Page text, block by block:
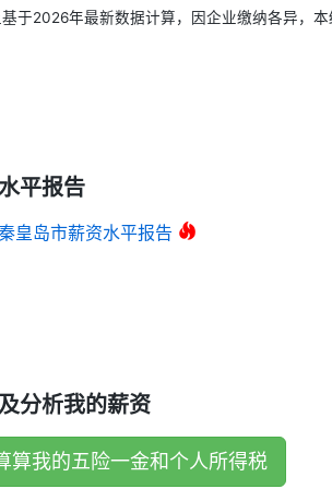
于2026年最新数据计算，因企业缴纳各异，本
平报告
皇岛市薪资水平报告
分析我的薪资
算我的五险一金和个人所得税